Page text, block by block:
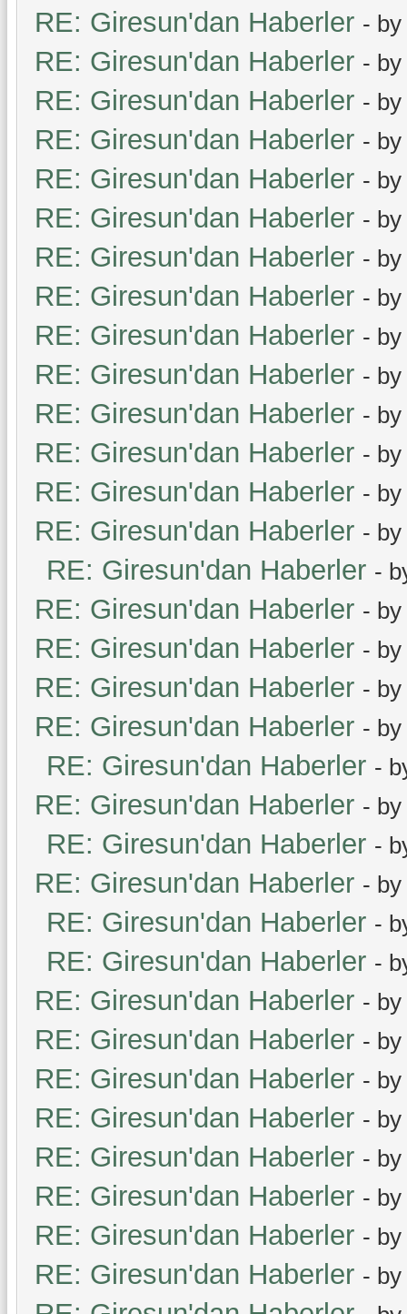
RE: Giresun'dan Haberler - by
RE: Giresun'dan Haberler - by
RE: Giresun'dan Haberler - by
RE: Giresun'dan Haberler - by
RE: Giresun'dan Haberler - by
RE: Giresun'dan Haberler - by
RE: Giresun'dan Haberler - by
RE: Giresun'dan Haberler - by
RE: Giresun'dan Haberler - by
RE: Giresun'dan Haberler - by
RE: Giresun'dan Haberler - by
RE: Giresun'dan Haberler - by
RE: Giresun'dan Haberler - by
RE: Giresun'dan Haberler - by
RE: Giresun'dan Haberler -
RE: Giresun'dan Haberler - by
RE: Giresun'dan Haberler - by
RE: Giresun'dan Haberler - by
RE: Giresun'dan Haberler - by
RE: Giresun'dan Haberler -
RE: Giresun'dan Haberler - by
RE: Giresun'dan Haberler -
RE: Giresun'dan Haberler - by
RE: Giresun'dan Haberler -
RE: Giresun'dan Haberler -
RE: Giresun'dan Haberler - by
RE: Giresun'dan Haberler - by
RE: Giresun'dan Haberler - by
RE: Giresun'dan Haberler - by
RE: Giresun'dan Haberler - by
RE: Giresun'dan Haberler - by
RE: Giresun'dan Haberler - by
RE: Giresun'dan Haberler - by